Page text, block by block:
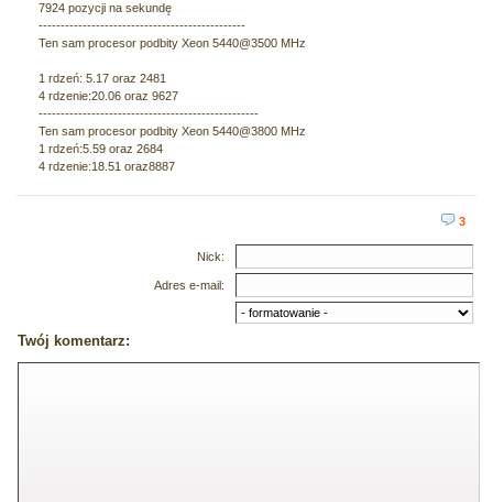
7924 pozycji na sekundę
-----------------------------------------------
Ten sam procesor podbity Xeon 5440@3500 MHz
1 rdzeń: 5.17 oraz 2481
4 rdzenie:20.06 oraz 9627
--------------------------------------------------
Ten sam procesor podbity Xeon 5440@3800 MHz
1 rdzeń:5.59 oraz 2684
4 rdzenie:18.51 oraz8887
3
Nick:
Adres e-mail:
Twój komentarz: